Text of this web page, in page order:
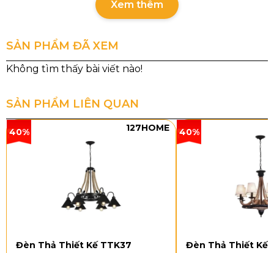
Thông số chi tiết của sản phẩm
Mã sản phẩm Kích thước Loại bóng
DT26T43 L230 x W230 x H430 E27 x 1
L180 x W180 x H600 E27 x 1
Đèn Trụ DT26được phát triển theo hướng hình
Xem thêm
SẢN PHẨM ĐÃ XEM
SẢN PHẨM LIÊN QUAN
40% 127HOME
Đèn Thả Thiết Kế TTK37
40%
Đèn Thả Thiết Kế